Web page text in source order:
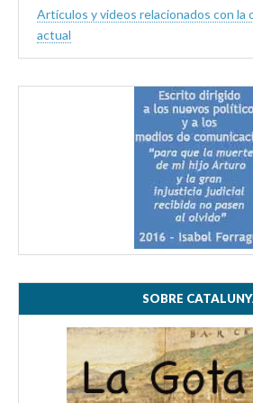
Artículos y videos relacionados con la
actual
SOBRE